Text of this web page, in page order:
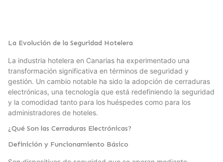
La Evolución de la Seguridad Hotelera
La industria hotelera en Canarias ha experimentado una
transformación significativa en términos de seguridad y
gestión. Un cambio notable ha sido la adopción de cerraduras
electrónicas, una tecnología que está redefiniendo la seguridad
y la comodidad tanto para los huéspedes como para los
administradores de hoteles.
¿Qué Son las Cerraduras Electrónicas?
Definición y Funcionamiento Básico